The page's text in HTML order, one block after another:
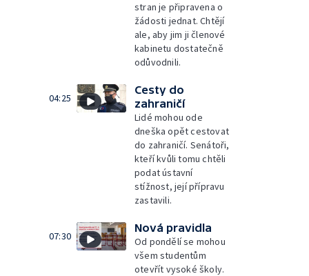
stran je připravena o
žádosti jednat. Chtějí
ale, aby jim ji členové
kabinetu dostatečně
odůvodnili.
04:25
Cesty do
zahraničí
Lidé mohou ode
dneška opět cestovat
do zahraničí. Senátoři,
kteří kvůli tomu chtěli
podat ústavní
stížnost, její přípravu
zastavili.
07:30
Nová pravidla
Od pondělí se mohou
všem studentům
otevřít vysoké školy.